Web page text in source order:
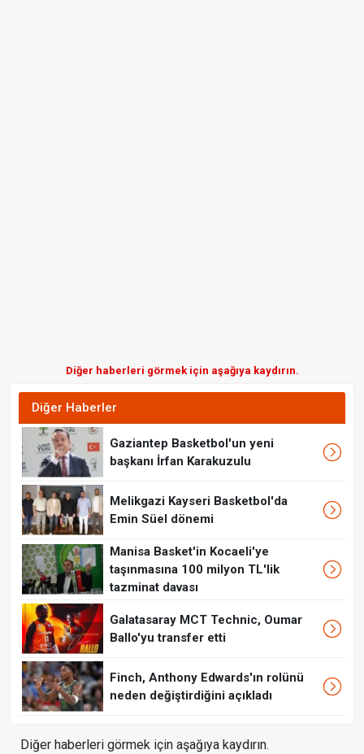
Diğer haberleri görmek için aşağıya kaydırın.
Diğer Haberler
Gaziantep Basketbol'un yeni
başkanı İrfan Karakuzulu
Melikgazi Kayseri Basketbol'da
Emin Süel dönemi
Manisa Basket'in Kocaeli'ye
taşınmasına 100 milyon TL'lik
tazminat davası
Galatasaray MCT Technic, Oumar
Ballo'yu transfer etti
Finch, Anthony Edwards'ın rolünü
neden değiştirdiğini açıkladı
Diğer haberleri görmek için aşağıya kaydırın.